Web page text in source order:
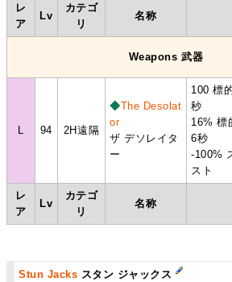
レ
ア
Lv
カテゴ
リ
名称
レ
ア
Lv
カテゴ
リ
名称
Weapons 武器
L 94 2H遠隔
◆The Desolat
or
ザ デソレイタ
ー
100 標
秒
16% 標
6秒
-100%
スト
Stun Jacks スタン ジャックス